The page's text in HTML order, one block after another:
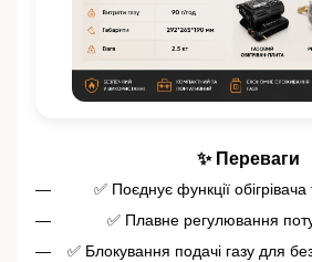
✨ Переваги
✅ Поєднує функції обігрівача
✅ Плавне регулювання
✅ Блокування подачі газу для